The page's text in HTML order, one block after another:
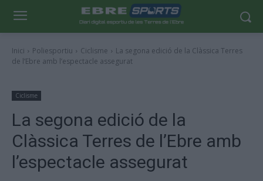
Inici Poliesportiu Ciclisme
La segona edició de la Clàssica Terres
de l’Ebre amb l’espectacle assegurat
Ciclisme
La segona edició de la
Clàssica Terres de l’Ebre amb
l’espectacle assegurat